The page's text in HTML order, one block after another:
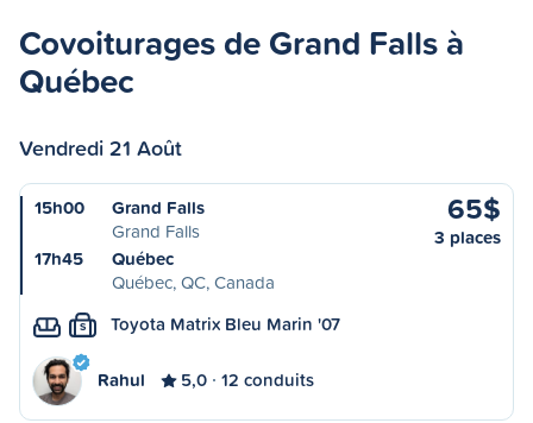
Covoiturages de Grand Falls à
Québec
Vendredi 21 Août
15h00
Grand Falls
Grand Falls
17h45
Québec
Québec, QC, Canada
65$
3 places
S Toyota Matrix Bleu Marin '07
Rahul 5,0 12 conduits